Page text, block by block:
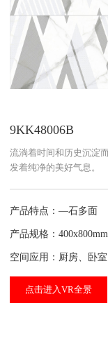
9KK48006B
流淌着时间和历史沉淀
发着纯净的美好气息。
产品特点：—石多面
产品规格：400x800mm
空间应用：厨房、卧
点击进入VR全景